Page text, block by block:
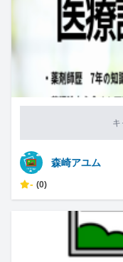
キ
森崎アユム
- (0)